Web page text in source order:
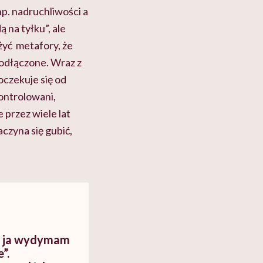
nadruchliwości a
tyłku”, ale
metafory, że
Wraz z
się od
przez wiele lat
się gubić,
ja wydymam